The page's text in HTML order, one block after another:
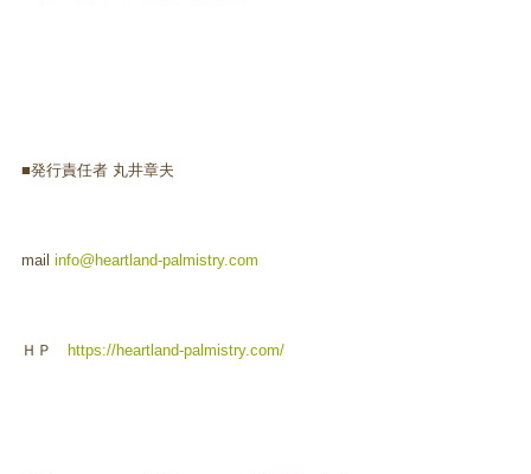
■発行責任者 丸井章夫
mailinfo@heartland-palmistry.com
ＨＰhttps://heartland-palmistry.com/